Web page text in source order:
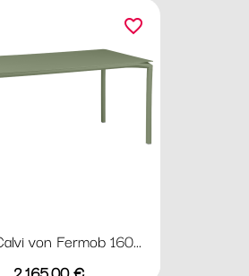
von Fermob 160...
favorite_border